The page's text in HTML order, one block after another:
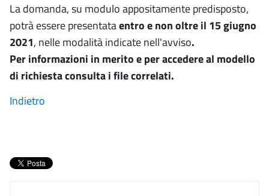
La domanda, su modulo appositamente predisposto,
potrà essere presentataentro e non oltre il 15 giugno
2021, nelle modalità indicate nell'avviso.
Per informazioni in merito e per accedere al modello
di richiesta consulta i file correlati.
Indietro